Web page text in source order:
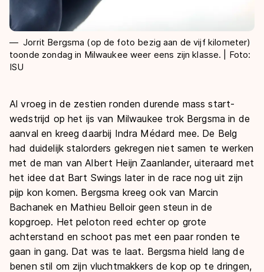
Jorrit Bergsma (op de foto bezig aan de vijf kilometer)
toonde zondag in Milwaukee weer eens zijn klasse. | Foto:
ISU
Al vroeg in de zestien ronden durende mass start-
wedstrijd op het ijs van Milwaukee trok Bergsma in de
aanval en kreeg daarbij Indra Médard mee. De Belg
had duidelijk stalorders gekregen niet samen te werken
met de man van Albert Heijn Zaanlander, uiteraard met
het idee dat Bart Swings later in de race nog uit zijn
pijp kon komen. Bergsma kreeg ook van Marcin
Bachanek en Mathieu Belloir geen steun in de
kopgroep. Het peloton reed echter op grote
achterstand en schoot pas met een paar ronden te
gaan in gang. Dat was te laat. Bergsma hield lang de
benen stil om zijn vluchtmakkers de kop op te dringen,